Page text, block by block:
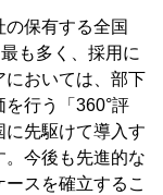
保有する全国
も多く、採用に
においては、部下
行う「360°評
先駆けて導入す
。今後も先進的な
スを確立するこ